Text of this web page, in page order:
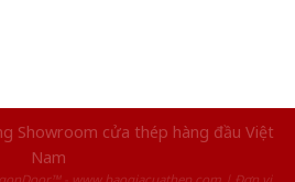
Showroom cửa thép hàng đầu Việt
Nam